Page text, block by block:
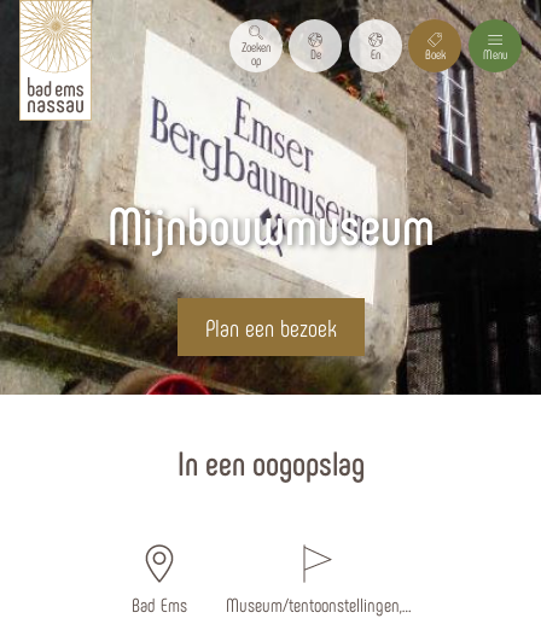
Zoeken
op
De En Boek Menu
Mijnbouwmuseum
Plan een bezoek
In een oogopslag
Bad Ems Museum/tentoonstellingen,…